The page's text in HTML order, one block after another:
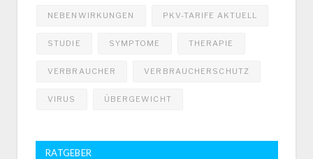
NEBENWIRKUNGEN PKV-TARIFE AKTUELL
STUDIE SYMPTOME THERAPIE
VERBRAUCHER VERBRAUCHERSCHUTZ
VIRUS ÜBERGEWICHT
RATGEBER